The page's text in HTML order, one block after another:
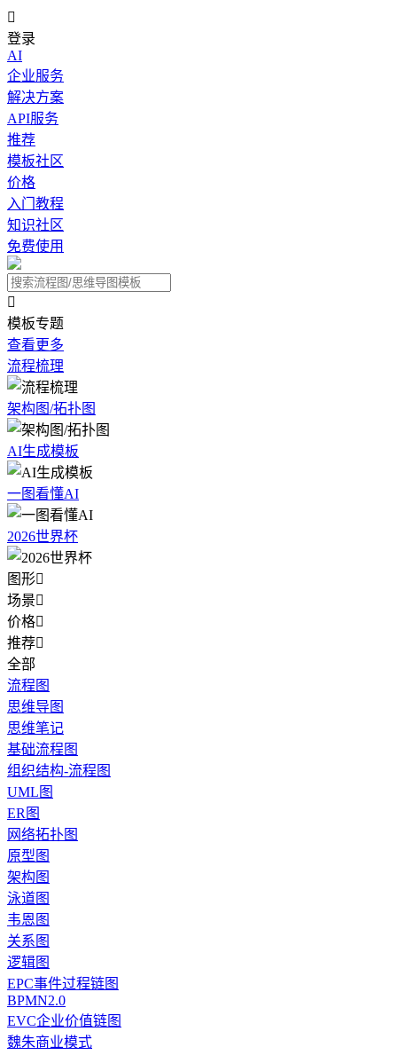

登录
AI
企业服务
解决方案
API服务
推荐
模板社区
价格
入门教程
知识社区
免费使用

模板专题
查看更多
流程梳理
架构图/拓扑图
AI生成模板
一图看懂AI
2026世界杯
图形
场景
价格
推荐
全部
流程图
思维导图
思维笔记
基础流程图
组织结构-流程图
UML图
ER图
网络拓扑图
原型图
架构图
泳道图
韦恩图
关系图
逻辑图
EPC事件过程链图
BPMN2.0
EVC企业价值链图
魏朱商业模式